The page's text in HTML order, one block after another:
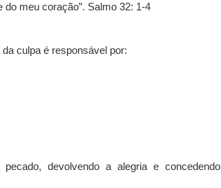
meu coração”. Salmo 32: 1-4
culpa é responsável por:
devolvendo a alegria e concedendo